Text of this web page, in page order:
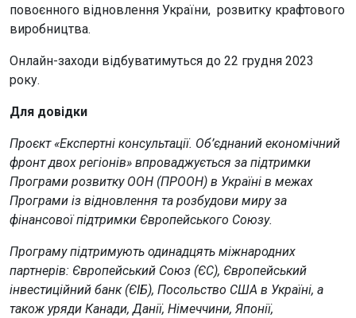
повоєнного відновлення України, розвитку крафтового
виробництва.
Онлайн-заходи відбуватимуться до 22 грудня 2023
року.
Для довідки
Проєкт «Експертні консультації. Об’єднаний економічний
фронт двох регіонів» впроваджується за підтримки
Програми розвитку ООН (ПРООН) в Україні в межах
Програми із відновлення та розбудови миру за
фінансової підтримки Європейського Союзу.
Програму підтримують одинадцять міжнародних
партнерів: Європейський Союз (ЄС), Європейський
інвестиційний банк (ЄІБ), Посольство США в Україні, а
також уряди Канади, Данії, Німеччини, Японії,